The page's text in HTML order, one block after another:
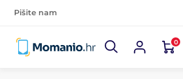
Pišite nam
0